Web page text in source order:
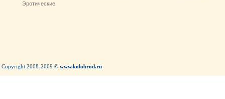
Эротические
Copyright 2008-2009 © www.kolobrod.ru